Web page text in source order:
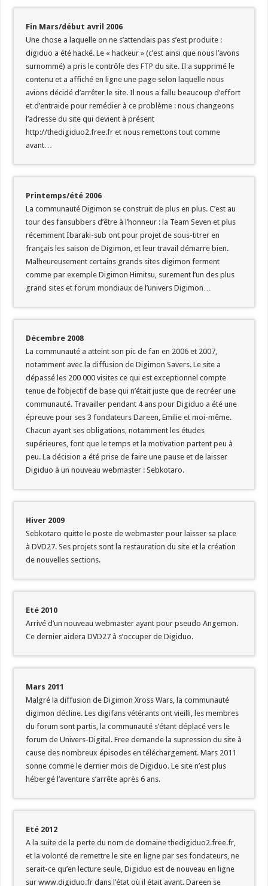
Fin Mars/début avril 2006
Une chose a laquelle on ne s’attendais pas s’est produite :
digiduo a été hacké. Le « hackeur » (c’est ainsi que nous l’avons
surnommé) a pris le contrôle des FTP du site. Il a supprimé le
contenu et a affiché en ligne une page selon laquelle nous
avions décidé d’arrêter le site. Il nous a fallu beaucoup d’effort
et d’entraide pour remédier à ce problème : nous changeons
l’adresse du site qui devient à présent
http://thedigiduo2.free.fr et nous remettons tout comme
avant…
Printemps/été 2006
La communauté Digimon se construit de plus en plus. C’est au
tour des fansubbers d’être à l’honneur : la Team Seven et plus
récemment Ibaraki-sub ont pour projet de sous-titrer en
français les saison de Digimon, et leur travail démarre bien.
Malheureusement certains grands sites digimon ferment
comme par exemple Digimon Himitsu, surement l’un des plus
grand sites et forum mondiaux de l’univers Digimon…
Décembre 2008
La communauté a atteint son pic de fan en 2006 et 2007,
notamment avec la diffusion de Digimon Savers. Le site a
dépassé les 200 000 visites ce qui est exceptionnel compte
tenue de l’objectif de base qui n’était juste que de recréer une
communauté. Travailler pendant 4 ans pour Digiduo a été une
épreuve pour ses 3 fondateurs Dareen, Emilie et moi-même.
Chacun ayant ses obligations, notamment les études
supérieures, font que le temps et la motivation partent peu à
peu. La décision a été prise de faire une pause et de laisser
Digiduo à un nouveau webmaster : Sebkotaro.
Hiver 2009
Sebkotaro quitte le poste de webmaster pour laisser sa place
à DVD27. Ses projets sont la restauration du site et la création
de nouvelles sections.
Eté 2010
Arrivé d’un nouveau webmaster ayant pour pseudo Angemon.
Ce dernier aidera DVD27 à s’occuper de Digiduo.
Mars 2011
Malgré la diffusion de Digimon Xross Wars, la communauté
digimon décline. Les digifans vétérants ont vieilli, les membres
du forum sont partis, la communauté s’étant déplacé vers le
forum de Univers-Digital. Free demande la supression du site à
cause des nombreux épisodes en téléchargement. Mars 2011
sonne comme le dernier mois de Digiduo. Le site n’est plus
hébergé l’aventure s’arrête après 6 ans.
Eté 2012
A la suite de la perte du nom de domaine thedigiduo2.free.fr,
et la volonté de remettre le site en ligne par ses fondateurs, ne
serait-ce qu’en lecture seule, Digiduo est de nouveau en ligne
sur www.digiduo.fr dans l’état où il était avant. Dareen se